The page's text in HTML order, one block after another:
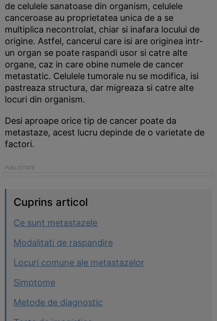
de celulele sanatoase din organism, celulele
canceroase au proprietatea unica de a se
multiplica necontrolat, chiar si inafara locului de
origine. Astfel, cancerul care isi are originea intr-
un organ se poate raspandi usor si catre alte
organe, caz in care obine numele de cancer
metastatic. Celulele tumorale nu se modifica, isi
pastreaza structura, dar migreaza si catre alte
locuri din organism.
Desi aproape orice tip de cancer poate da
metastaze, acest lucru depinde de o varietate de
factori.
Cuprins articol
Ce sunt metastazele
Modalitati de raspandire
Locuri comune ale metastazelor
Simptome
Metode de diagnostic